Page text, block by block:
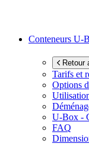
Conteneurs U-
Retour
Tarifs et
Options
U-Box -
FAQ